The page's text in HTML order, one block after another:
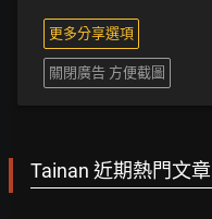
更多分享選項
關閉廣告 方便截圖
Tainan 近期熱門文章